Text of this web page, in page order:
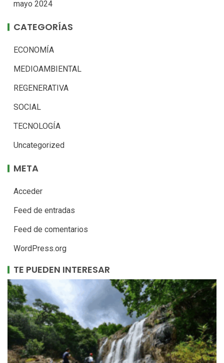
mayo 2024
CATEGORÍAS
ECONOMÍA
MEDIOAMBIENTAL
REGENERATIVA
SOCIAL
TECNOLOGÍA
Uncategorized
META
Acceder
Feed de entradas
Feed de comentarios
WordPress.org
TE PUEDEN INTERESAR